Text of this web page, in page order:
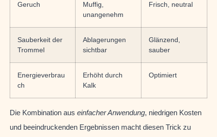
Geruch
Muffig,
unangenehm
Frisch, neutral
Sauberkeit der
Trommel
Ablagerungen
sichtbar
Glänzend,
sauber
Energieverbrau
ch
Erhöht durch
Kalk
Optimiert
Die Kombination aus einfacher Anwendung, niedrigen Kosten
und beeindruckenden Ergebnissen macht diesen Trick zu